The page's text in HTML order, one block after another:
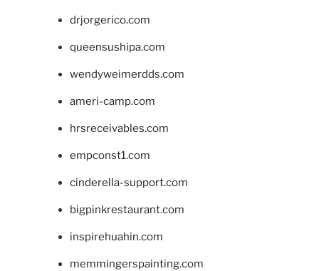
drjorgerico.com
queensushipa.com
wendyweimerdds.com
ameri-camp.com
hrsreceivables.com
empconst1.com
cinderella-support.com
bigpinkrestaurant.com
inspirehuahin.com
memmingerspainting.com